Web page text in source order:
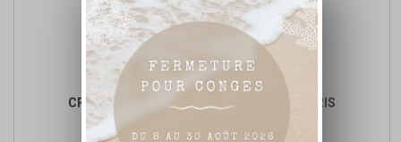
CROISILLON DE CARDAN ALL BALLS POLARIS
Prix
28,72 €Prix